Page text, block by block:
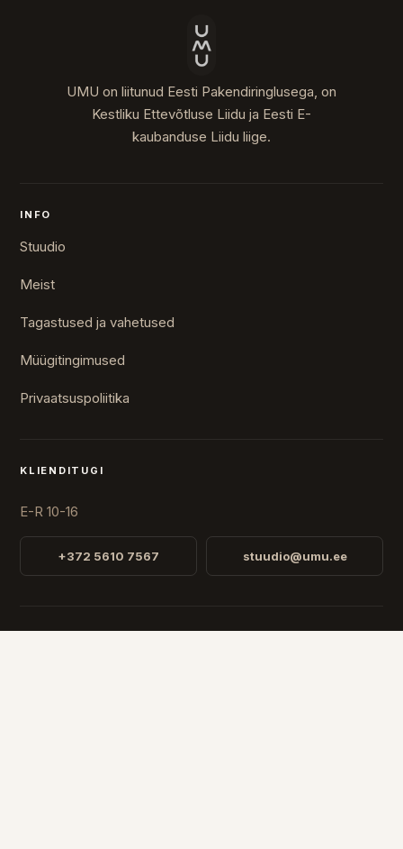
UMU on liitunud Eesti Pakendiringlusega, on
Kestliku Ettevõtluse Liidu ja Eesti E-
kaubanduse Liidu liige.
INFO
Stuudio
Meist
Tagastused ja vahetused
Müügitingimused
Privaatsuspoliitika
KLIENDITUGI
E-R 10-16
+372 5610 7567 stuudio@umu.ee